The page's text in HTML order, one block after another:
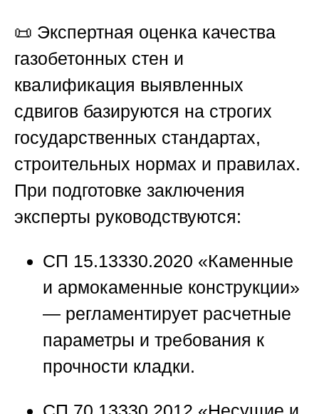
📜 Экспертная оценка качества
газобетонных стен и
квалификация выявленных
сдвигов базируются на строгих
государственных стандартах,
строительных нормах и правилах.
При подготовке заключения
эксперты руководствуются:
СП 15.13330.2020 «Каменные
и армокаменные конструкции»
— регламентирует расчетные
параметры и требования к
прочности кладки.